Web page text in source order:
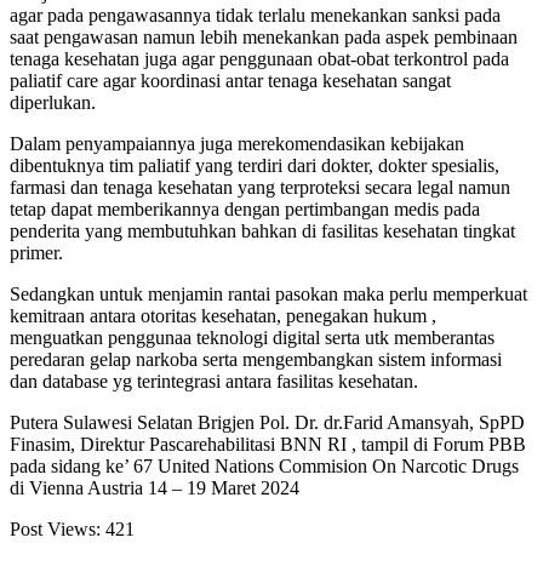
agar pada pengawasannya tidak terlalu menekankan sanksi pada
saat pengawasan namun lebih menekankan pada aspek pembinaan
tenaga kesehatan juga agar penggunaan obat-obat terkontrol pada
paliatif care agar koordinasi antar tenaga kesehatan sangat
diperlukan.
Dalam penyampaiannya juga merekomendasikan kebijakan
dibentuknya tim paliatif yang terdiri dari dokter, dokter spesialis,
farmasi dan tenaga kesehatan yang terproteksi secara legal namun
tetap dapat memberikannya dengan pertimbangan medis pada
penderita yang membutuhkan bahkan di fasilitas kesehatan tingkat
primer.
Sedangkan untuk menjamin rantai pasokan maka perlu memperkuat
kemitraan antara otoritas kesehatan, penegakan hukum ,
menguatkan penggunaa teknologi digital serta utk memberantas
peredaran gelap narkoba serta mengembangkan sistem informasi
dan database yg terintegrasi antara fasilitas kesehatan.
Putera Sulawesi Selatan Brigjen Pol. Dr. dr.Farid Amansyah, SpPD
Finasim, Direktur Pascarehabilitasi BNN RI , tampil di Forum PBB
pada sidang ke’ 67 United Nations Commision On Narcotic Drugs
di Vienna Austria 14 – 19 Maret 2024
Post Views: 421